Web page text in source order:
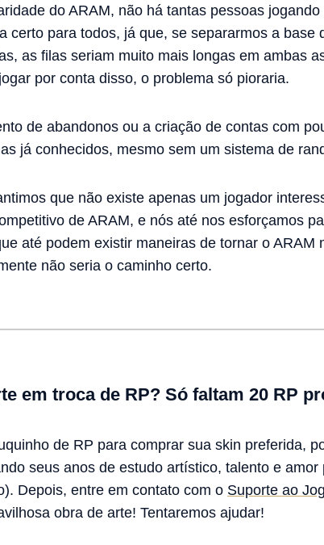
do ARAM, não há tantas pessoas
certo para todos, já que, se separarmos a base
as filas seriam muito mais longas em ambas
por conta disso, o problema só pioraria.
de abandonos ou a criação de contas com
já conhecidos, mesmo sem um sistema de
que não existe apenas um jogador
de ARAM, e nós até nos esforçamos
até podem existir maneiras de tornar o ARAM
não seria o caminho certo.
em troca de RP? Só faltam 20 RP
de RP para comprar sua skin preferida,
seus anos de estudo artístico, talento e
Depois, entre em contato com o Suporte ao
obra de arte! Tentaremos ajudar!